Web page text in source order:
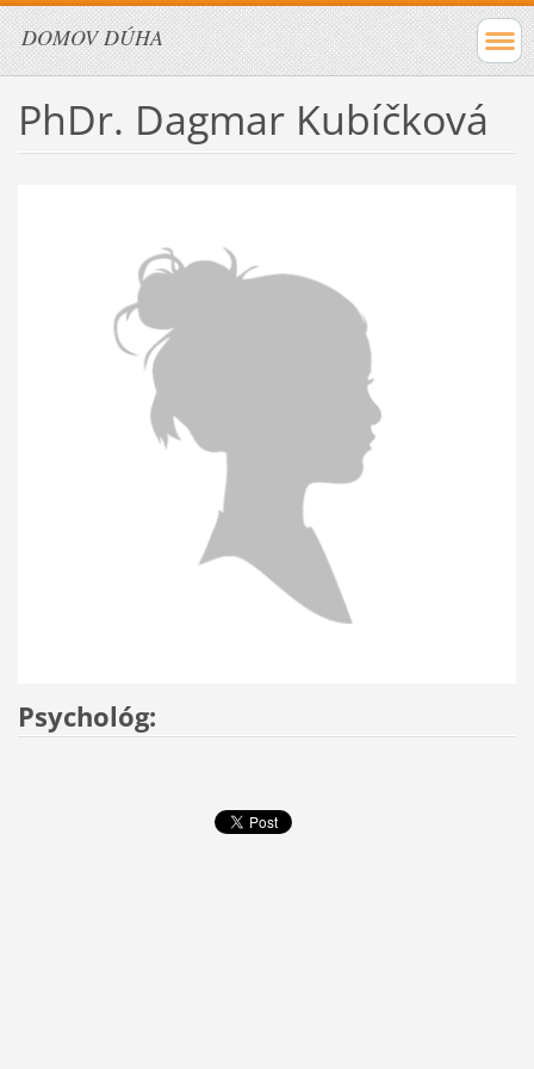
DOMOV DÚHA
PhDr. Dagmar Kubíčková
Psychológ: